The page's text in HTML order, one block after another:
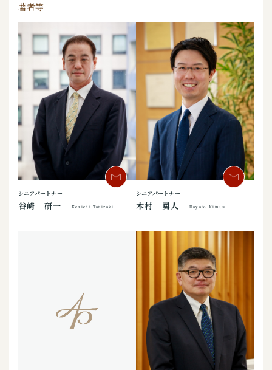
著者等
シニアパートナー
谷崎 研一 Kenichi Tanizaki
シニアパートナー
木村 勇人 Hayato Kimura